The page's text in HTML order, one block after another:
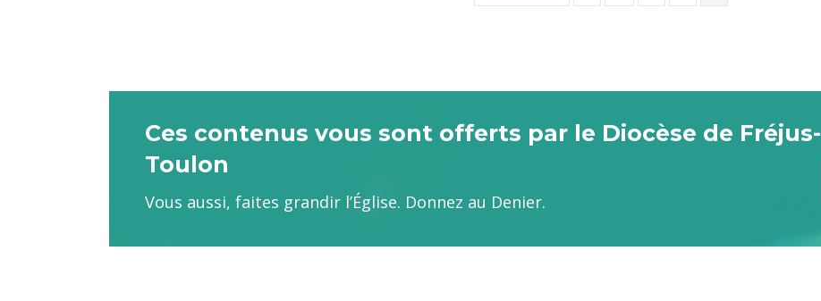
Ces contenus vous sont offerts par le Diocèse de Fréjus-
Toulon
Vous aussi, faites grandir l’Église. Donnez au Denier.